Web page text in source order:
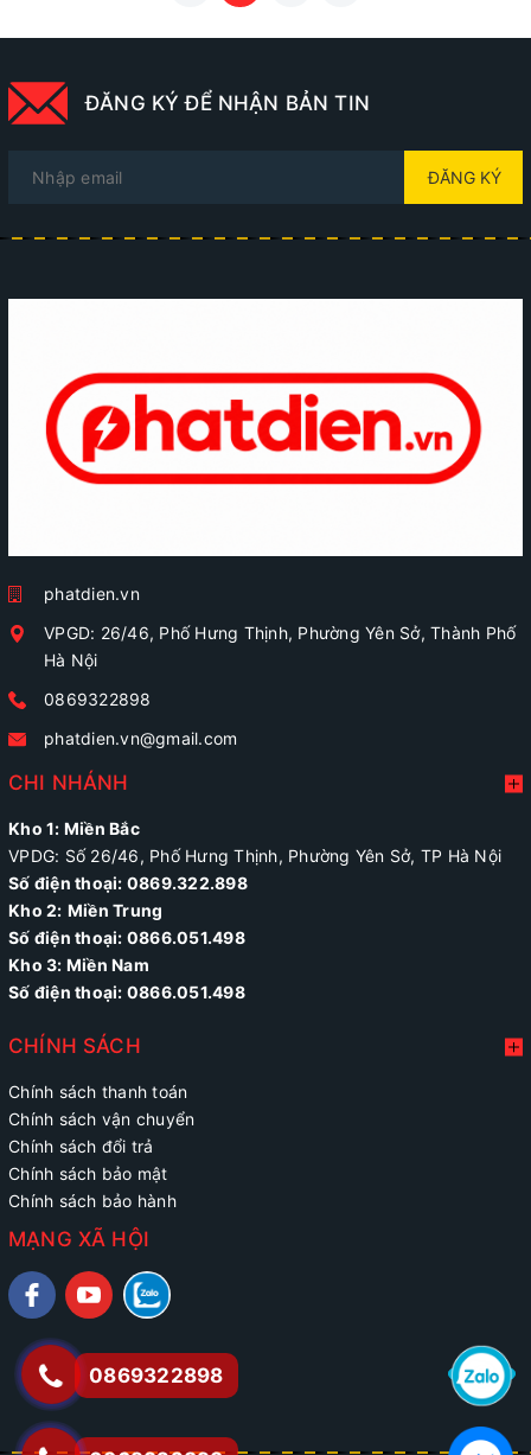
ĐĂNG KÝ ĐỂ NHẬN BẢN TIN
ĐĂNG KÝ
phatdien.vn
VPGD: 26/46, Phố Hưng Thịnh, Phường Yên Sở, Thành Phố
Hà Nội
0869322898
phatdien.vn@gmail.com
CHI NHÁNH
Kho 1: Miền Bắc
VPDG: Số 26/46, Phố Hưng Thịnh, Phường Yên Sở, TP Hà Nội
Số điện thoại: 0869.322.898
Kho 2: Miền Trung
Số điện thoại: 0866.051.498
Kho 3: Miền Nam
Số điện thoại: 0866.051.498
CHÍNH SÁCH
Chính sách thanh toán
Chính sách vận chuyển
Chính sách đổi trả
Chính sách bảo mật
Chính sách bảo hành
MẠNG XÃ HỘI
0869322898